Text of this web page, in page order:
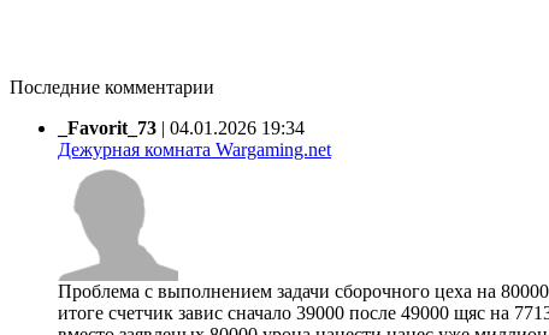
Последние комментарии
_Favorit_73 | 04.01.2026 19:34
Дежурная комната Wargaming.net
Проблема с выполнением задачи сборочного цеха на
итоге счетчик завис сначало 39000 после 49000 щяс на